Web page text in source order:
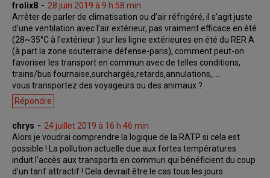
frolix8
28 juin 2019 à 9 h 58 min
Arrêter de parler de climatisation ou d’air réfrigéré, il s’agit juste
d’une ventilation avec l’air extérieur, pas vraiment efficace en été
(28~35°C à l’extérieur ) sur les ligne extérieures en été du RER A
(à part la zone souterraine défense-paris), comment peut-on
favoriser les transport en commun avec de telles conditions,
trains/bus fournaise,surchargés,retards,annulations,….
vous transportez des voyageurs ou des animaux ?
Répondre
chrys
24 juillet 2019 à 16 h 46 min
Alors je voudrai comprendre la logique de la RATP si cela est
possible ! La pollution actuelle due aux fortes températures
induit l’accès aux transports en commun qui bénéficient du coup
d’un tarif attractif ! Cela devrait être le cas tous les jours